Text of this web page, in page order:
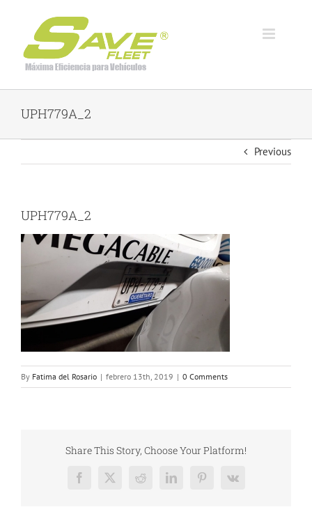
content
UPH779A_2
Previous
UPH779A_2
By Fatima del Rosario | febrero 13th, 2019 | 0 Comments
Share This Story, Choose Your Platform!
Facebook
X RedditLinkedInPinterest
Vk